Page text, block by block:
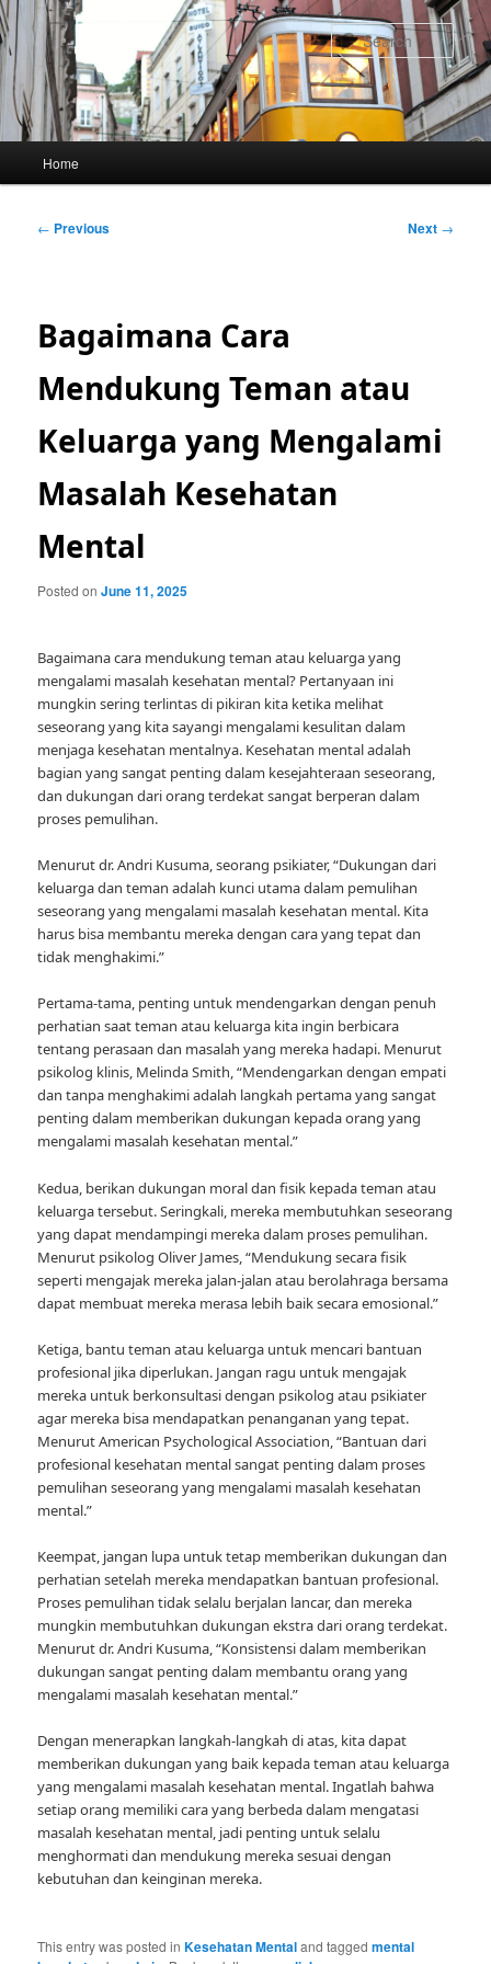
Skip
to
primary
content
Home
Post
← Previous Next →
Bagaimana Cara
Mendukung Teman atau
Keluarga yang Mengalami
Masalah Kesehatan
Mental
Posted onJune 11, 2025
Bagaimana cara mendukung teman atau keluarga yang
mengalami masalah kesehatan mental? Pertanyaan ini
mungkin sering terlintas di pikiran kita ketika melihat
seseorang yang kita sayangi mengalami kesulitan dalam
menjaga kesehatan mentalnya. Kesehatan mental adalah
bagian yang sangat penting dalam kesejahteraan seseorang,
dan dukungan dari orang terdekat sangat berperan dalam
proses pemulihan.
Menurut dr. Andri Kusuma, seorang psikiater, “Dukungan dari
keluarga dan teman adalah kunci utama dalam pemulihan
seseorang yang mengalami masalah kesehatan mental. Kita
harus bisa membantu mereka dengan cara yang tepat dan
tidak menghakimi.”
Pertama-tama, penting untuk mendengarkan dengan penuh
perhatian saat teman atau keluarga kita ingin berbicara
tentang perasaan dan masalah yang mereka hadapi. Menurut
psikolog klinis, Melinda Smith, “Mendengarkan dengan empati
dan tanpa menghakimi adalah langkah pertama yang sangat
penting dalam memberikan dukungan kepada orang yang
mengalami masalah kesehatan mental.”
Kedua, berikan dukungan moral dan fisik kepada teman atau
keluarga tersebut. Seringkali, mereka membutuhkan seseorang
yang dapat mendampingi mereka dalam proses pemulihan.
Menurut psikolog Oliver James, “Mendukung secara fisik
seperti mengajak mereka jalan-jalan atau berolahraga bersama
dapat membuat mereka merasa lebih baik secara emosional.”
Ketiga, bantu teman atau keluarga untuk mencari bantuan
profesional jika diperlukan. Jangan ragu untuk mengajak
mereka untuk berkonsultasi dengan psikolog atau psikiater
agar mereka bisa mendapatkan penanganan yang tepat.
Menurut American Psychological Association, “Bantuan dari
profesional kesehatan mental sangat penting dalam proses
pemulihan seseorang yang mengalami masalah kesehatan
mental.”
Keempat, jangan lupa untuk tetap memberikan dukungan dan
perhatian setelah mereka mendapatkan bantuan profesional.
Proses pemulihan tidak selalu berjalan lancar, dan mereka
mungkin membutuhkan dukungan ekstra dari orang terdekat.
Menurut dr. Andri Kusuma, “Konsistensi dalam memberikan
dukungan sangat penting dalam membantu orang yang
mengalami masalah kesehatan mental.”
Dengan menerapkan langkah-langkah di atas, kita dapat
memberikan dukungan yang baik kepada teman atau keluarga
yang mengalami masalah kesehatan mental. Ingatlah bahwa
setiap orang memiliki cara yang berbeda dalam mengatasi
masalah kesehatan mental, jadi penting untuk selalu
menghormati dan mendukung mereka sesuai dengan
kebutuhan dan keinginan mereka.
This entry was posted inKesehatan Mentaland taggedmental